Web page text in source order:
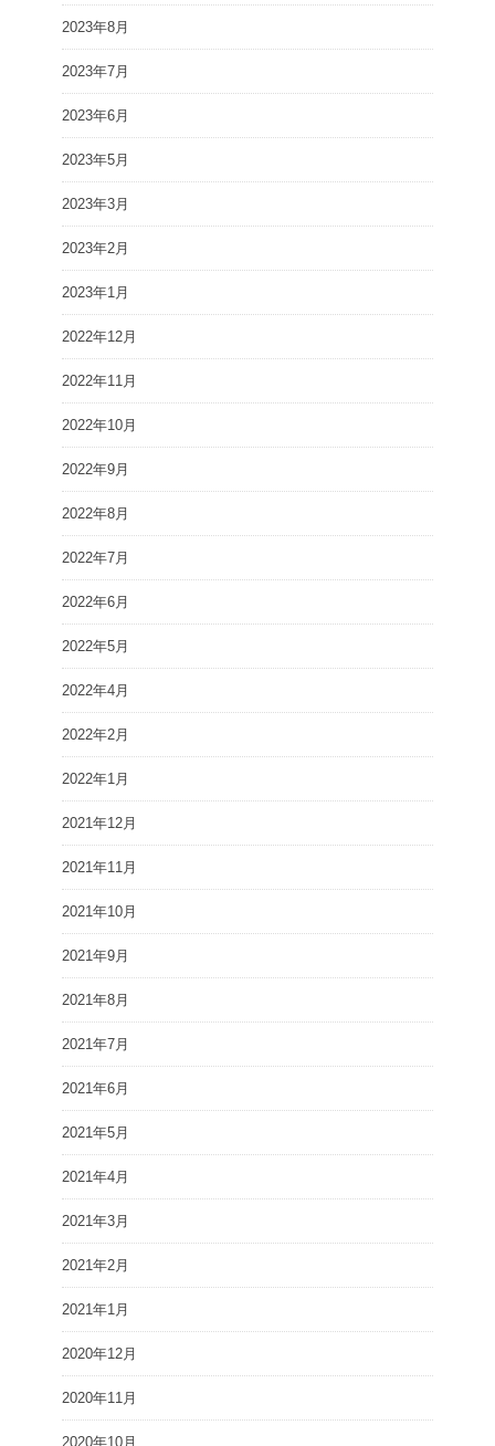
2023年8月
2023年7月
2023年6月
2023年5月
2023年3月
2023年2月
2023年1月
2022年12月
2022年11月
2022年10月
2022年9月
2022年8月
2022年7月
2022年6月
2022年5月
2022年4月
2022年2月
2022年1月
2021年12月
2021年11月
2021年10月
2021年9月
2021年8月
2021年7月
2021年6月
2021年5月
2021年4月
2021年3月
2021年2月
2021年1月
2020年12月
2020年11月
2020年10月